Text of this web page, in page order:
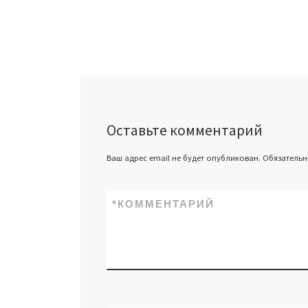
Оставьте комментарий
Ваш адрес email не будет опубликован.
КОММЕНТАРИЙ
*